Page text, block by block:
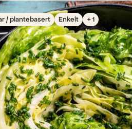
/ plantebasert Enkelt + 1